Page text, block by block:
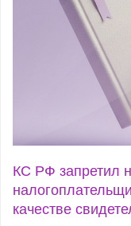
КС РФ запретил
качестве